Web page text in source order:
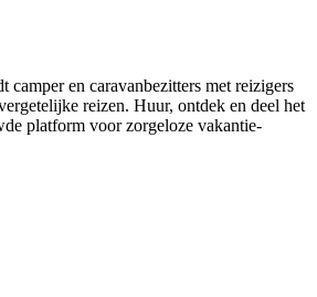
camper en caravanbezitters met reizigers
reizen. Huur, ontdek en deel het
platform voor zorgeloze vakantie-